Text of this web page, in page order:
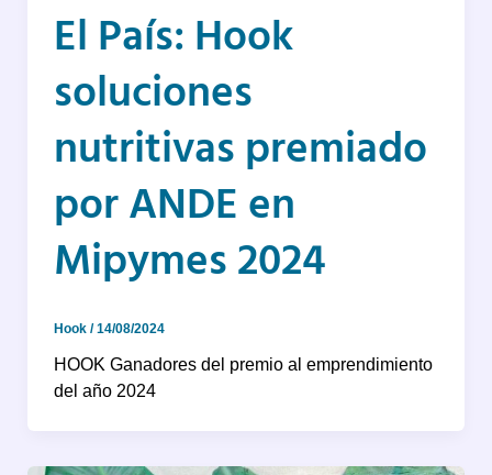
El País: Hook
soluciones
nutritivas premiado
por ANDE en
Mipymes 2024
Hook /14/08/2024
HOOK Ganadores del premio al emprendimiento
del año 2024